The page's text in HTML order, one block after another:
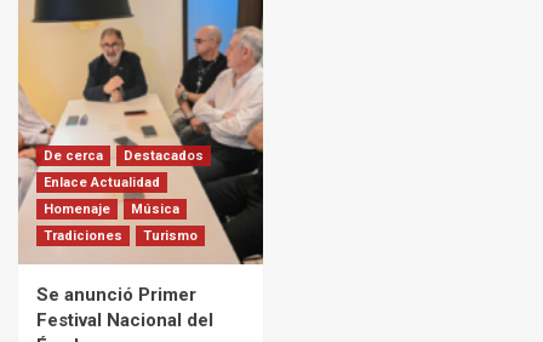
De cerca
Destacados
Enlace Actualidad
Homenaje
Música
Tradiciones
Turismo
Se anunció Primer
Festival Nacional del